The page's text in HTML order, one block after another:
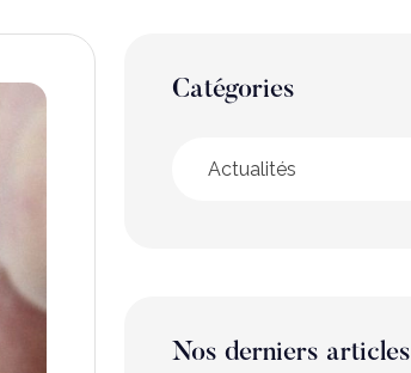
Catégories
Actualités
Nos derniers articles